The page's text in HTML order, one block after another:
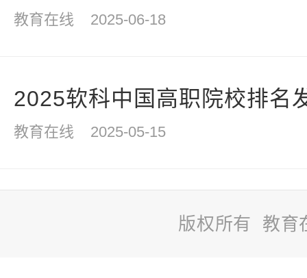
教育在线 2025-06-18
2025软科中国高职院校排名
教育在线 2025-05-15
版权所有 教育